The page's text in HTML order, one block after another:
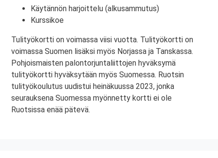
Käytännön harjoittelu (alkusammutus)
Kurssikoe
Tulityökortti on voimassa viisi vuotta. Tulityökortti on
voimassa Suomen lisäksi myös Norjassa ja Tanskassa.
Pohjoismaisten palontorjuntaliittojen hyväksymä
tulityökortti hyväksytään myös Suomessa. Ruotsin
tulityökoulutus uudistui heinäkuussa 2023, jonka
seurauksena Suomessa myönnetty kortti ei ole
Ruotsissa enää pätevä.